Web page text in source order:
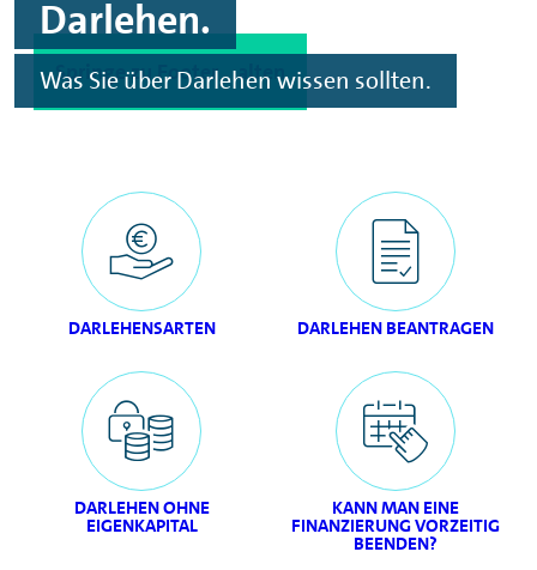
Spinge zu Hauptinhalten
Springe zu Footer
Darlehen.
Was Sie über Darlehen wissen sollten.
DARLEHENSARTEN DARLEHEN BEANTRAGEN
DARLEHEN OHNE
EIGENKAPITAL
KANN MAN EINE
FINANZIERUNG VORZEITIG
BEENDEN?